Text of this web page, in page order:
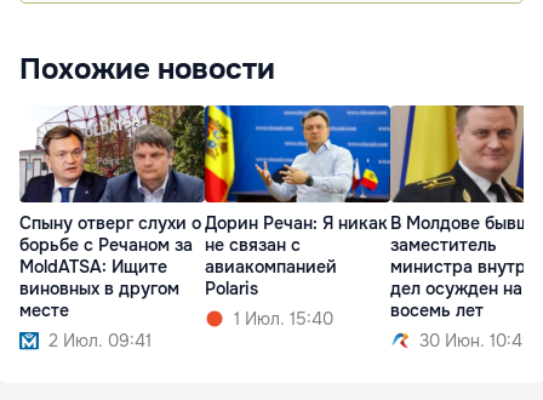
Похожие новости
Спыну отверг слухи о
борьбе с Речаном за
MoldATSA: Ищите
виновных в другом
месте
2 Июл. 09:41
Дорин Речан: Я никак
не связан с
авиакомпанией
Polaris
1 Июл. 15:40
В Молдове
заместитель
министра
дел осужден на
восемь лет
30 Июн. 10:49